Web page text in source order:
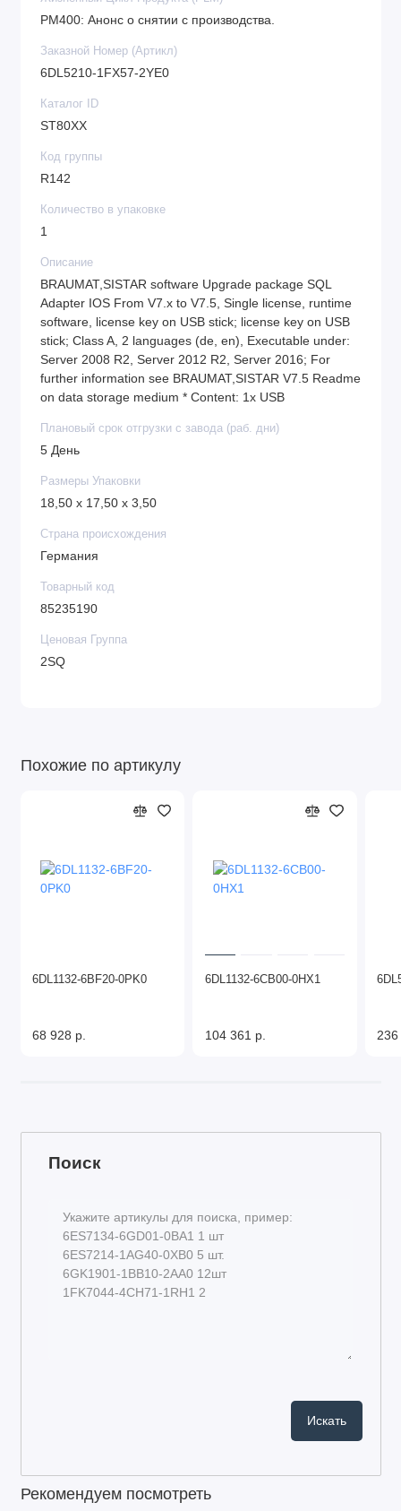
PM400: Анонс о снятии с производства.
Заказной Номер (Артикл)
6DL5210-1FX57-2YE0
Каталог ID
ST80XX
Код группы
R142
Количество в упаковке
1
Описание
BRAUMAT,SISTAR software Upgrade package SQL
Adapter IOS From V7.x to V7.5, Single license, runtime
software, license key on USB stick; license key on USB
stick; Class A, 2 languages (de, en), Executable under:
Server 2008 R2, Server 2012 R2, Server 2016; For
further information see BRAUMAT,SISTAR V7.5 Readme
on data storage medium * Content: 1x USB
Плановый срок отгрузки с завода (раб. дни)
5 День
Размеры Упаковки
18,50 x 17,50 x 3,50
Страна происхождения
Германия
Товарный код
85235190
Ценовая Группа
2SQ
Похожие по артикулу
6DL1132-6BF20-0PK0
68 928 р.
6DL1132-6CB00-0HX1
104 361 р. 236
Поиск
Рекомендуем посмотреть